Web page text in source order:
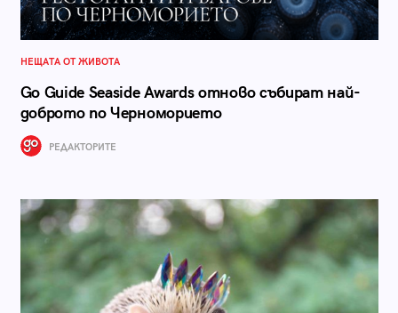
НЕЩАТА ОТ ЖИВОТА
Go Guide Seaside Awards отново събират най-
доброто по Черноморието
РЕДАКТОРИТЕ